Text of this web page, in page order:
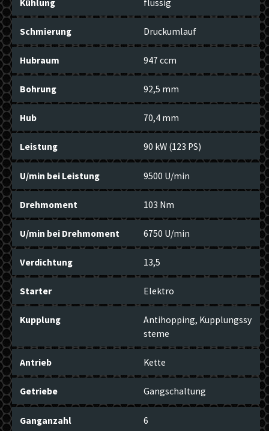
Kühlung flüssig
Schmierung Druckumlauf
Hubraum 947 ccm
Bohrung 92,5 mm
Hub 70,4 mm
Leistung 90 kW (123 PS)
U/min bei Leistung 9500 U/min
Drehmoment 103 Nm
U/min bei Drehmoment 6750 U/min
Verdichtung 13,5
Starter Elektro
Kupplung
Antihopping, Kupplungssy
steme
Antrieb Kette
Getriebe Gangschaltung
Ganganzahl 6